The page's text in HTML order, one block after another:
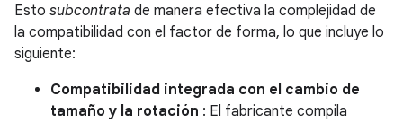
Esto subcontrata de manera efectiva la complejidad de
la compatibilidad con el factor de forma, lo que incluye lo
siguiente:
Compatibilidad integrada con el cambio de
tamaño y la rotación : El fabricante compila